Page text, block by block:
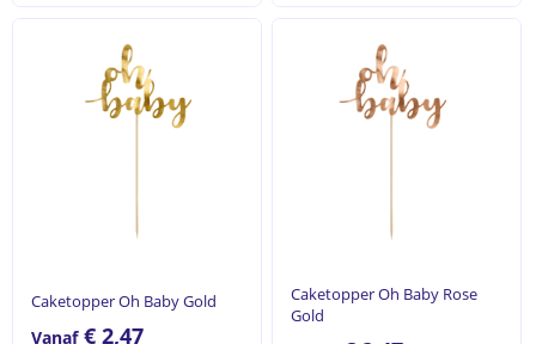
Caketopper Oh Baby Gold
Vanaf€ 2,47
Caketopper Oh Baby Rose
Gold